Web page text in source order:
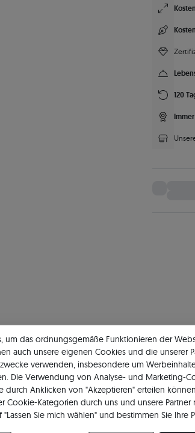
120
Diamant
H
um das ordnungsgemäße Funktionieren der
auch unsere eigenen Cookies und die unserer
verwenden, insbesondere um
Die Verwendung von Analyse- und Marketing-
durch Anklicken von "Akzeptieren" erteilen
Cookie-Kategorien durch uns und unsere Partner
Sie mich wählen" und bestimmen Sie Ihre